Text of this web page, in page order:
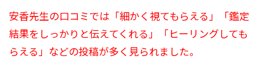
安香先生の口コミでは「細かく視てもらえる」「鑑定
結果をしっかりと伝えてくれる」「ヒーリングしても
らえる」などの投稿が多く見られました。